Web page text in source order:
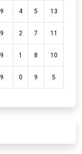
9 4 5 13
9 2 7 11
9 1 8 10
9 0 9 5